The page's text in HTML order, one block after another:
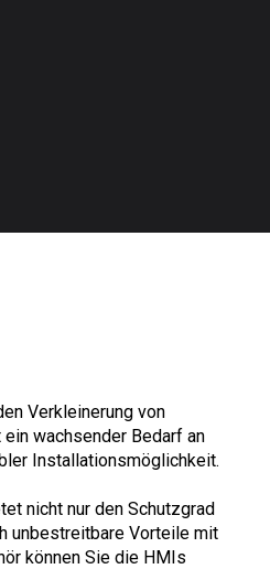
Verkleinerung von
wachsender Bedarf an
Installationsmöglichkeit.
nicht nur den Schutzgrad
unbestreitbare Vorteile mit
können Sie die HMIs